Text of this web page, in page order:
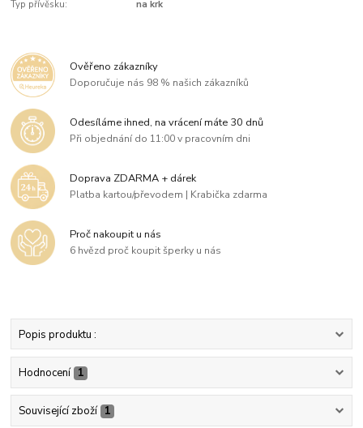
Typ přívěsku:
na krk
Ověřeno zákazníky
Doporučuje nás 98 % našich zákazníků
Odesíláme ihned, na vrácení máte 30 dnů
Při objednání do 11:00 v pracovním dni
Doprava ZDARMA + dárek
Platba kartou/převodem | Krabička zdarma
Proč nakoupit u nás
6 hvězd proč koupit šperky u nás
Popis produktu :
Hodnocení 1
Související zboží 1